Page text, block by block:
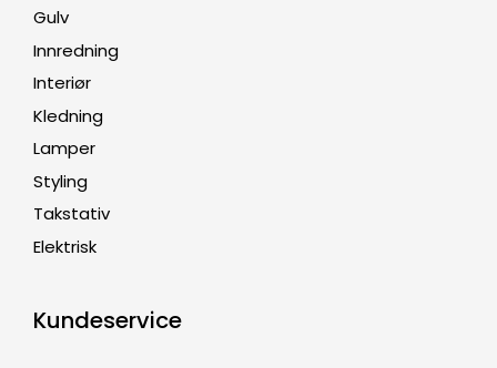
Gulv
Innredning
Interiør
Kledning
Lamper
Styling
Takstativ
Elektrisk
Kundeservice